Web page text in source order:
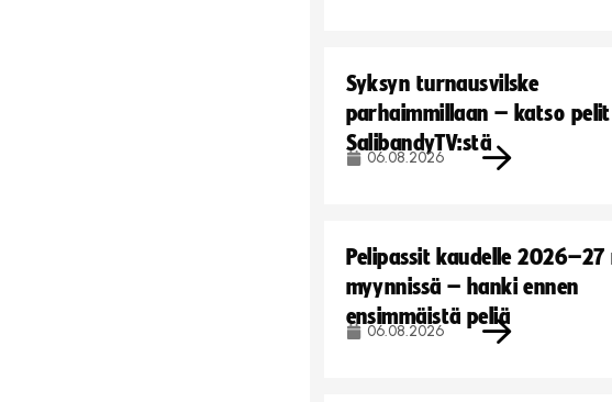
Syksyn turnausvilske
parhaimmillaan – katso pelit
SalibandyTV:stä
06.08.2026
Pelipassit kaudelle
myynnissä – hanki ennen
ensimmäistä peliä
06.08.2026